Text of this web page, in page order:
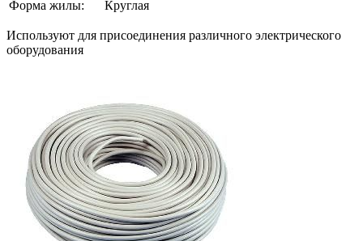
Форма жилы:
Круглая
Используют для присоединения различного электрического
оборудования